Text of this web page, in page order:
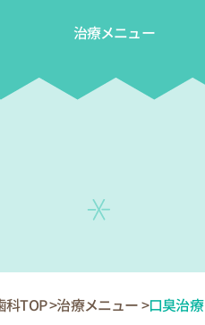
治療メニュー
科TOP 治療メニュー 口臭治療